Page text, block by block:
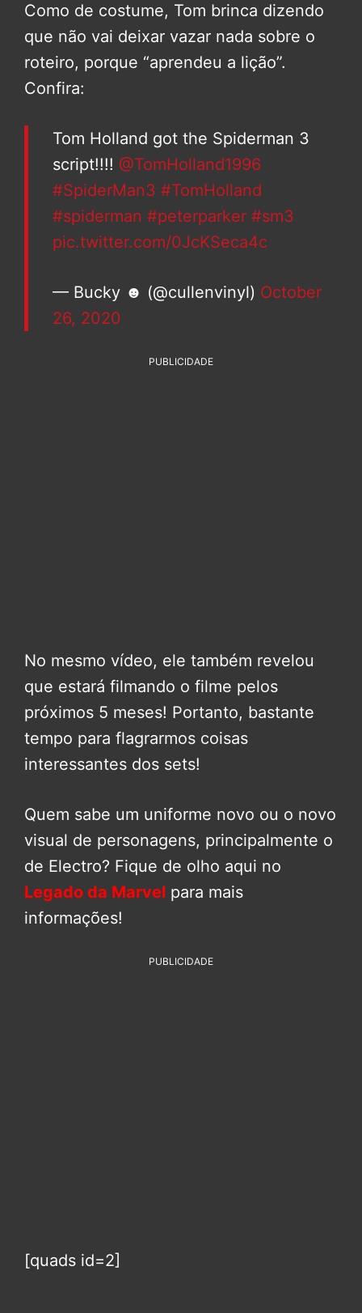
Como de costume, Tom brinca dizendo
que não vai deixar vazar nada sobre o
roteiro, porque “aprendeu a lição”.
Confira:
Tom Holland got the Spiderman 3
script!!!! @TomHolland1996
#SpiderMan3 #TomHolland
#spiderman #peterparker #sm3
pic.twitter.com/0JcKSeca4c
— Bucky ☻ (@cullenvinyl) October
26, 2020
PUBLICIDADE
No mesmo vídeo, ele também revelou
que estará filmando o filme pelos
próximos 5 meses! Portanto, bastante
tempo para flagrarmos coisas
interessantes dos sets!
Quem sabe um uniforme novo ou o novo
visual de personagens, principalmente o
de Electro? Fique de olho aqui no
Legado da Marvel para mais
informações!
PUBLICIDADE
[quads id=2]